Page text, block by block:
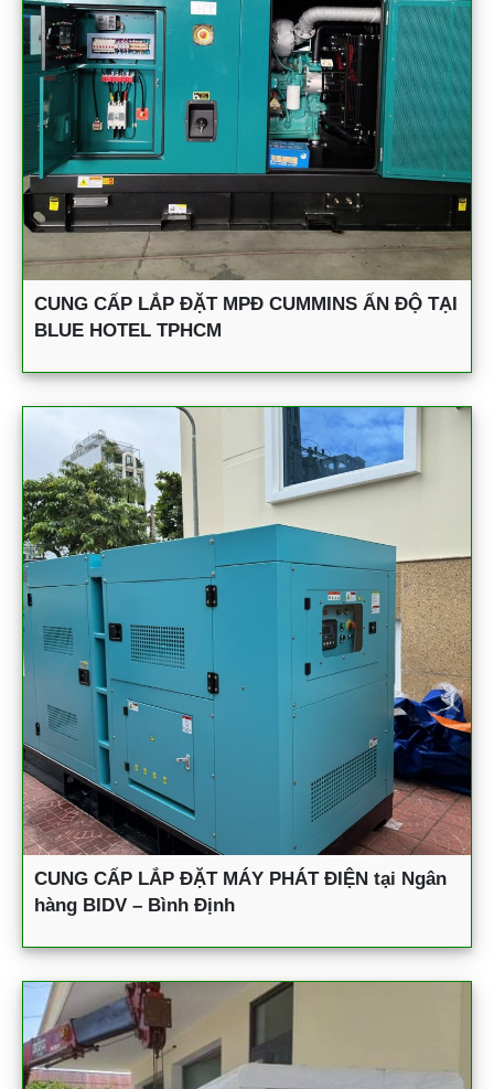
CUNG CẤP LẮP ĐẶT MPĐ CUMMINS ẤN ĐỘ TẠI
BLUE HOTEL TPHCM
CUNG CẤP LẮP ĐẶT MÁY PHÁT ĐIỆN tại Ngân
hàng BIDV – Bình Định